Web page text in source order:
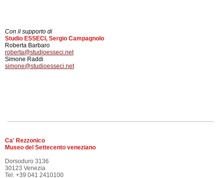
Con il supporto di
Studio ESSECI, Sergio Campagnolo
Roberta Barbaro
roberta@studioesseci.net
Simone Raddi
simone@studioesseci.net
Ca' Rezzonico
Museo del Settecento veneziano
Dorsoduro 3136
30123 Venezia
Tel. +39 041 2410100